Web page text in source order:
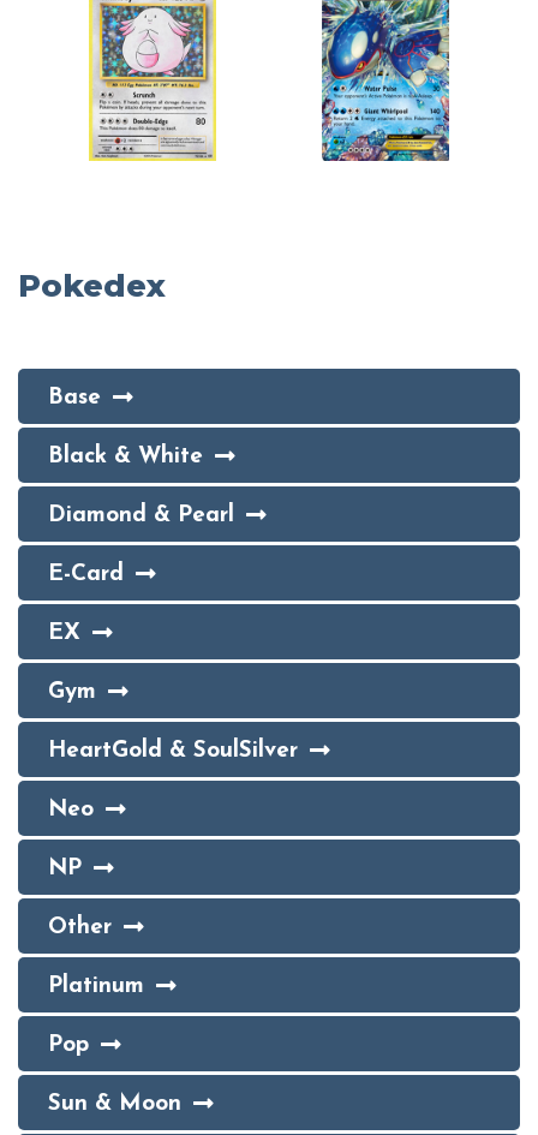
Pokedex
Base
Black & White
Diamond & Pearl
E-Card
EX
Gym
HeartGold & SoulSilver
Neo
NP
Other
Platinum
Pop
Sun & Moon